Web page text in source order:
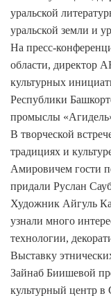
уральской
уральской земли и
На пресс-
области, директор
культурных
Республики
промыслы
В творческой
традициях и
Амировичем гости
придали Руслан
Художник Айгуль
узнали много
технологии,
Выставку
Зайнаб Биишевой
культурный центр в